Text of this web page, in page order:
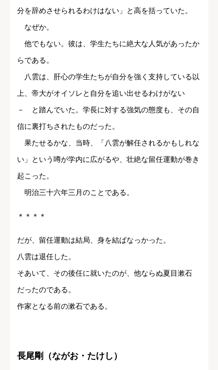
分を辞めさせられるわけはない」と高を括っていた。
なぜか。
他でもない。彼は、学生たちに絶大な人気があったか
らである。
八雲は、肝心の学生たちが自分を強く支持している以
上、帝大がオイソレと自分を追い出せるわけがない
－ と踏んでいた。学長に対する強気の態度も、その自
信に裏打ちされたものだった。
果たせるかな、当時、「八雲が解任されるかもしれな
い」という噂が学内に広がるや、壮絶な留任運動が巻き
起こった。
明治三十六年三月のことである。
＊＊＊＊
だが、留任運動は結局、身を結ばなっかった。
八雲は退任した。
そあいて、その後任に就いたのが、他ならぬ夏目漱石
だったのである。
作家となる前の漱石である。
長尾剛（ながお・たけし）